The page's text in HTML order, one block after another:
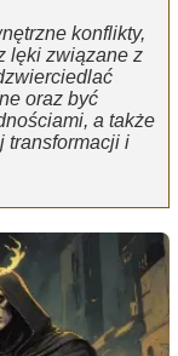
konflikty,
lęki związane z
oraz być
a także
transformacji i